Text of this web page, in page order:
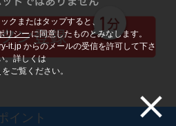
クまたはタップすると、
リシー に同意したものとみなします。
it.jp からのメールの受信を許可して下さ
。詳しくは
をご覧ください。
イント